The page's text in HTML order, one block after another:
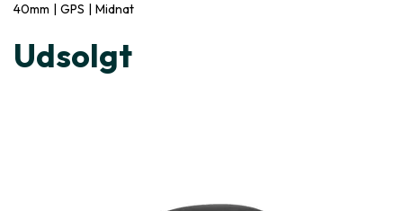
40mm | GPS | Midnat
Udsolgt